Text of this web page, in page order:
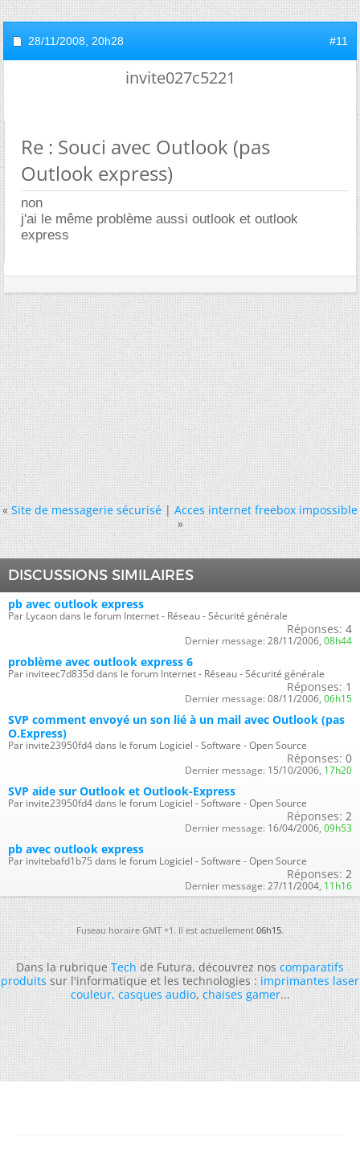
28/11/2008, 20h28 #11
invite027c5221
Re : Souci avec Outlook (pas
Outlook express)
non
j'ai le même problème aussi outlook et outlook
express
« Site de messagerie sécurisé|Acces internet freebox impossible
»
DISCUSSIONS SIMILAIRES
pb avec outlook express
Par Lycaon dans le forum Internet - Réseau - Sécurité générale
Réponses: 4
Dernier message: 28/11/2006, 08h44
problème avec outlook express 6
Par inviteec7d835d dans le forum Internet - Réseau - Sécurité générale
Réponses: 1
Dernier message: 08/11/2006, 06h15
SVP comment envoyé un son lié à un mail avec Outlook (pas
O.Express)
Par invite23950fd4 dans le forum Logiciel - Software - Open Source
Réponses: 0
Dernier message: 15/10/2006, 17h20
SVP aide sur Outlook et Outlook-Express
Par invite23950fd4 dans le forum Logiciel - Software - Open Source
Réponses: 2
Dernier message: 16/04/2006, 09h53
pb avec outlook express
Par invitebafd1b75 dans le forum Logiciel - Software - Open Source
Réponses: 2
Dernier message: 27/11/2004, 11h16
Fuseau horaire GMT +1. Il est actuellement06h15.
Dans la rubriqueTechde Futura, découvrez noscomparatifs
produitssur l'informatique et les technologies :imprimantes laser
couleur,casques audio,chaises gamer...